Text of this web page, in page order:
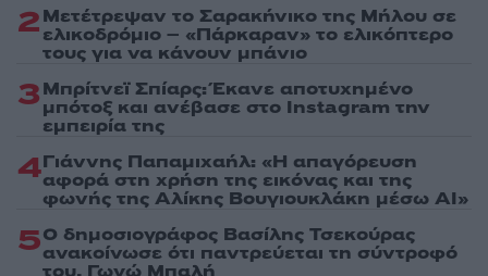
2Μετέτρεψαν το Σαρακήνικο της Μήλου σε
ελικοδρόμιο – «Πάρκαραν» το ελικόπτερο
τους για να κάνουν μπάνιο
3Μπρίτνεϊ Σπίαρς: Έκανε αποτυχημένο
μπότοξ και ανέβασε στο Instagram την
εμπειρία της
4Γιάννης Παπαμιχαήλ: «Η απαγόρευση
αφορά στη χρήση της εικόνας και της
φωνής της Αλίκης Βουγιουκλάκη μέσω AI»
5Ο δημοσιογράφος Βασίλης Τσεκούρας
ανακοίνωσε ότι παντρεύεται τη σύντροφό